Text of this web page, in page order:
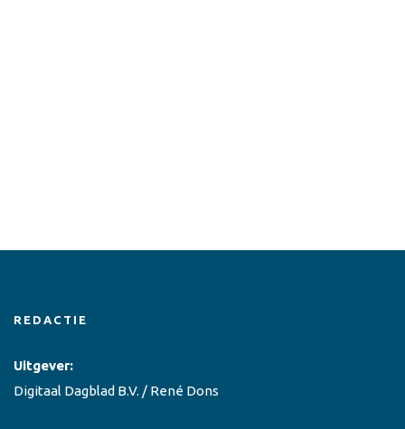
REDACTIE
Uitgever:
Digitaal Dagblad B.V. / René Dons